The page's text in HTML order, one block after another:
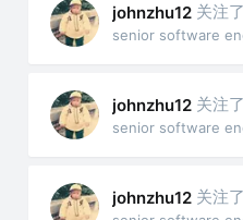
johnzhu12 关注了
senior software
johnzhu12 关注了
senior software
johnzhu12 关注了